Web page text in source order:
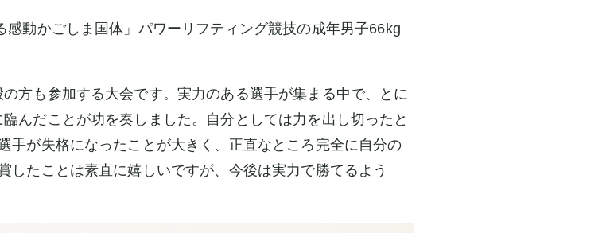
動かごしま国体」パワーリフティング競技の成年男子66kg
方も参加する大会です。実力のある選手が集まる中で、とに
んだことが功を奏しました。自分としては力を出し切ったと
手が失格になったことが大きく、正直なところ完全に自分の
したことは素直に嬉しいですが、今後は実力で勝てるよう